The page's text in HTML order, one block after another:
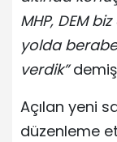
MHP, DEM
yolda
verdik”
Açılan yeni
düzenleme